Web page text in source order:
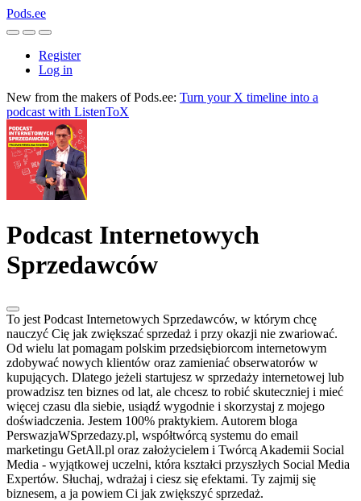
Pods.ee
Register
Log in
New from the makers of Pods.ee: Turn your X timeline into a
podcast with ListenToX
Podcast Internetowych
Sprzedawców
To jest Podcast Internetowych Sprzedawców, w którym chcę
nauczyć Cię jak zwiększać sprzedaż i przy okazji nie zwariować.
Od wielu lat pomagam polskim przedsiębiorcom internetowym
zdobywać nowych klientów oraz zamieniać obserwatorów w
kupujących. Dlatego jeżeli startujesz w sprzedaży internetowej lub
prowadzisz ten biznes od lat, ale chcesz to robić skuteczniej i mieć
więcej czasu dla siebie, usiądź wygodnie i skorzystaj z mojego
doświadczenia. Jestem 100% praktykiem. Autorem bloga
PerswazjaWSprzedazy.pl, współtwórcą systemu do email
marketingu GetAll.pl oraz założycielem i Twórcą Akademii Social
Media - wyjątkowej uczelni, która kształci przyszłych Social Media
Expertów. Słuchaj, wdrażaj i ciesz się efektami. Ty zajmij się
biznesem, a ja powiem Ci jak zwiększyć sprzedaż.